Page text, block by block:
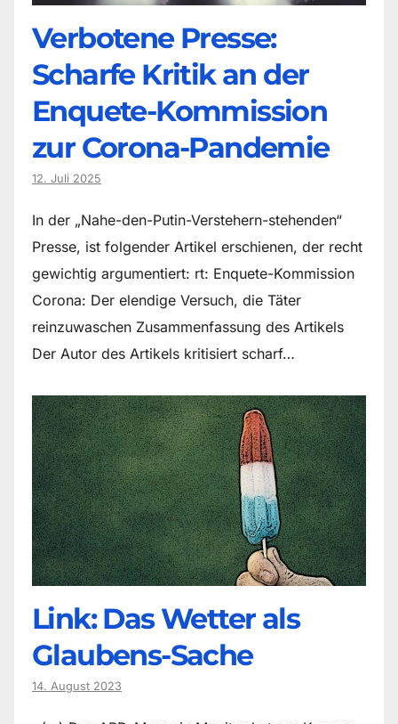
Verbotene Presse:
Scharfe Kritik an der
Enquete-Kommission
zur Corona-Pandemie
12. Juli 2025
In der „Nahe-den-Putin-Verstehern-stehenden“
Presse, ist folgender Artikel erschienen, der recht
gewichtig argumentiert: rt: Enquete-Kommission
Corona: Der elendige Versuch, die Täter
reinzuwaschen Zusammenfassung des Artikels
Der Autor des Artikels kritisiert scharf…
Link: Das Wetter als
Glaubens-Sache
14. August 2023